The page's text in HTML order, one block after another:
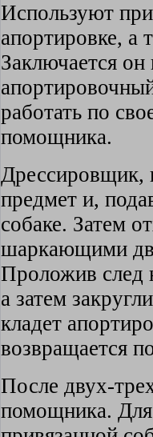
Используют
апортировке, а
Заключается
работать по
помощника.
Дрессировщик,
предмет и,
собаке. Затем
шаркающими
Проложив след
а затем
кладет
возвращается
После двух-
помощника. Для